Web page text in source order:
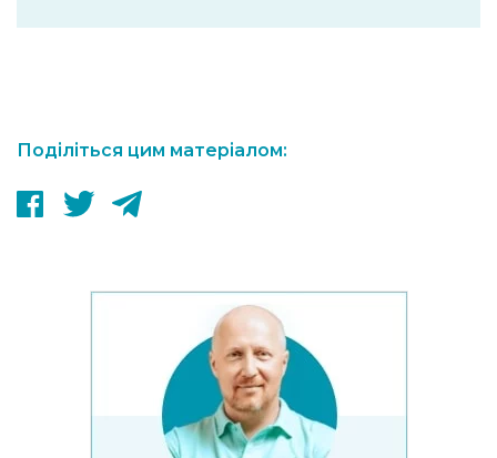
Поділіться цим матеріалом: